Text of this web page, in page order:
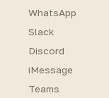
WhatsApp
Slack
Discord
iMessage
Teams